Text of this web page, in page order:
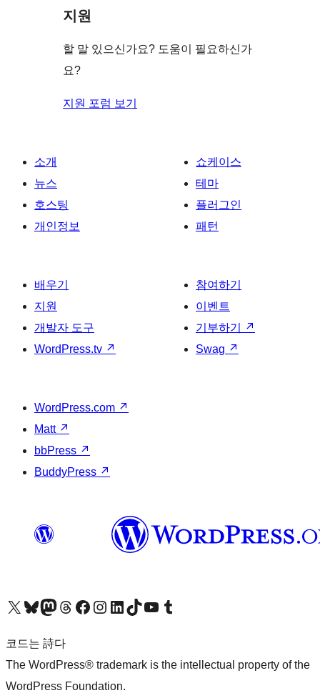
기
후
보
지원
할 말 있으신가요? 도움이 필요하신가
요?
지원 포럼 보기
소개
뉴스
호스팅
개인정보
쇼케이스
테마
플러그인
패턴
배우기
지원
개발자 도구
WordPress.tv ↗
참여하기
이벤트
기부하기
↗
Swag ↗
WordPress.com ↗
Matt ↗
bbPress ↗
BuddyPress ↗
X(이전 트위터) 계정 방문하기블루스카이 계정 방문하기마스토돈 계정 방문하기스레드 계정 방문하기 페이스북 페이지 방문하기인스타그램 계정 방문하기 LinkedIn 계정 방문하기틱톡 계정 방문하기유튜브 채널 방문하기 텀블러 계정 방문하기
코드는 詩다
The WordPress® trademark is the intellectual property of the
WordPress Foundation.